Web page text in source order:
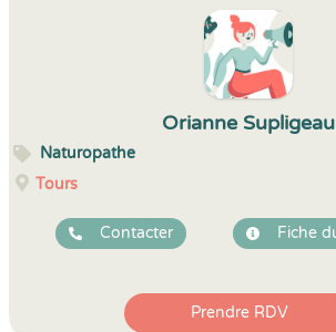
Orianne Supligeau
Naturopathe
Tours
Contacter Fiche
Prendre RDV